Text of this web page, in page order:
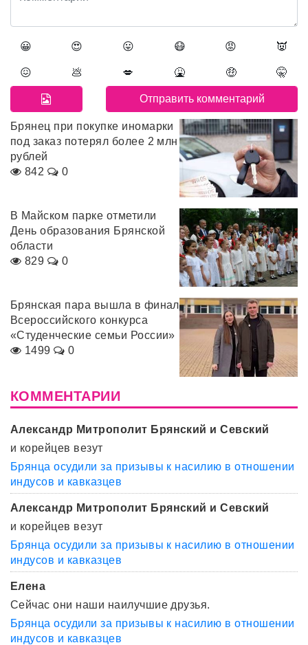
😀 😍 😛 😷 😡 👿
😖 💩 💋 🤮 🤑 🤫
Брянец при покупке иномарки
под заказ потерял более 2 млн
рублей
842
0
В Майском парке отметили
День образования Брянской
области
829
0
Брянская пара вышла в финал
Всероссийского конкурса
«Студенческие семьи России»
1499
0
КОММЕНТАРИИ
Александр Митрополит Брянский и Севский
и корейцев везут
Брянца осудили за призывы к насилию в отношении
индусов и кавказцев
Александр Митрополит Брянский и Севский
и корейцев везут
Брянца осудили за призывы к насилию в отношении
индусов и кавказцев
Елена
Сейчас они наши наилучшие друзья.
Брянца осудили за призывы к насилию в отношении
индусов и кавказцев